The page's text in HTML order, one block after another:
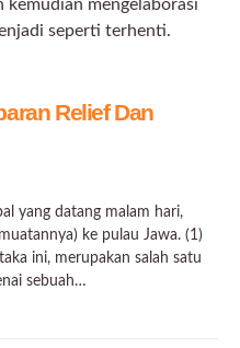
Relief Dan
yang datang malam hari,
ke pulau Jawa. (1)
ini, merupakan salah satu
sebuah…